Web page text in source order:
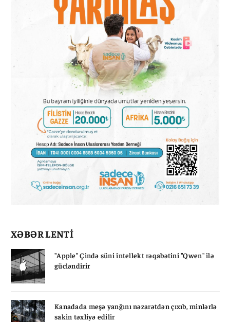
XƏBƏR LENTİ
"Apple" Çində süni intellekt rəqabətini "Qwen" ilə
gücləndirir
Kanadada meşə yanğını nəzarətdən çıxıb, minlərlə
sakin təxliyə edilir